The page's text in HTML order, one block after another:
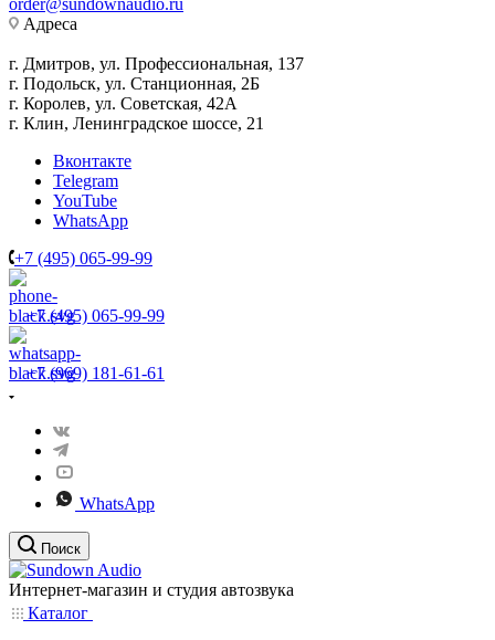
order@sundownaudio.ru
Адреса
г. Дмитров, ул. Профессиональная, 137
г. Подольск, ул. Станционная, 2Б
г. Королев, ул. Советская, 42А
г. Клин, Ленинградское шоссе, 21
Вконтакте
Telegram
YouTube
WhatsApp
+7 (495) 065-99-99
+7 (495) 065-99-99
+7 (969) 181-61-61
WhatsApp
Поиск
Интернет-магазин и студия автозвука
Каталог